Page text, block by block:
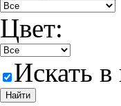
Цвет:
Искать в